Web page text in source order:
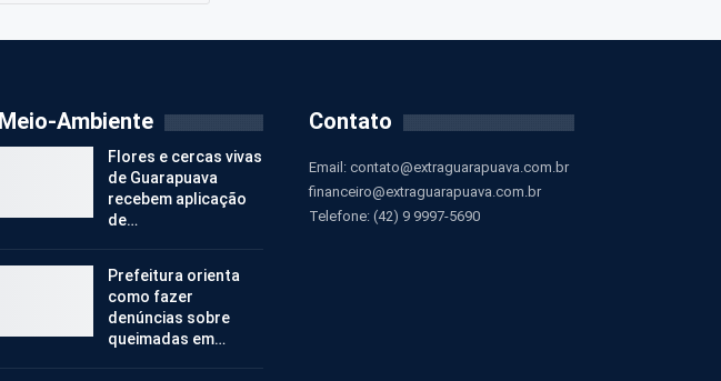
Meio-Ambiente
Flores e cercas vivas
de Guarapuava
recebem aplicação
de…
Prefeitura orienta
como fazer
denúncias sobre
queimadas em…
Contato
Email: contato@extraguarapuava.com.br
financeiro@extraguarapuava.com.br
Telefone: (42) 9 9997-5690